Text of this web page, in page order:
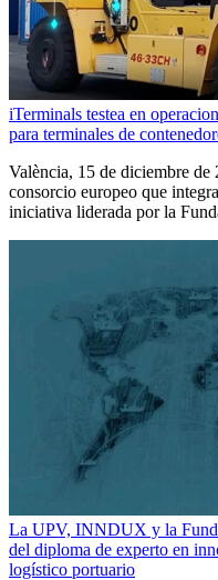
iTerminals testea en
para terminales de
València, 15 de diciembre
consorcio europeo que
iniciativa liderada por la
La UPV, INNDUX y la
del diploma de experto en
logístico portuario